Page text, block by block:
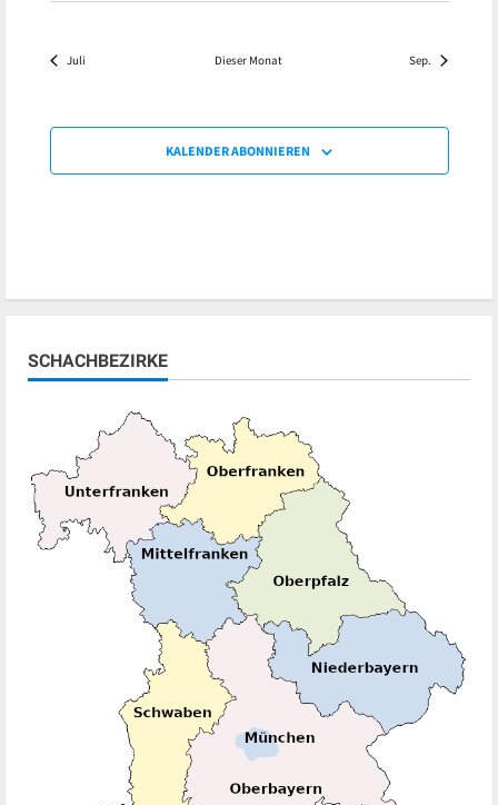
Juli Dieser Monat Sep.
KALENDER ABONNIEREN
SCHACHBEZIRKE